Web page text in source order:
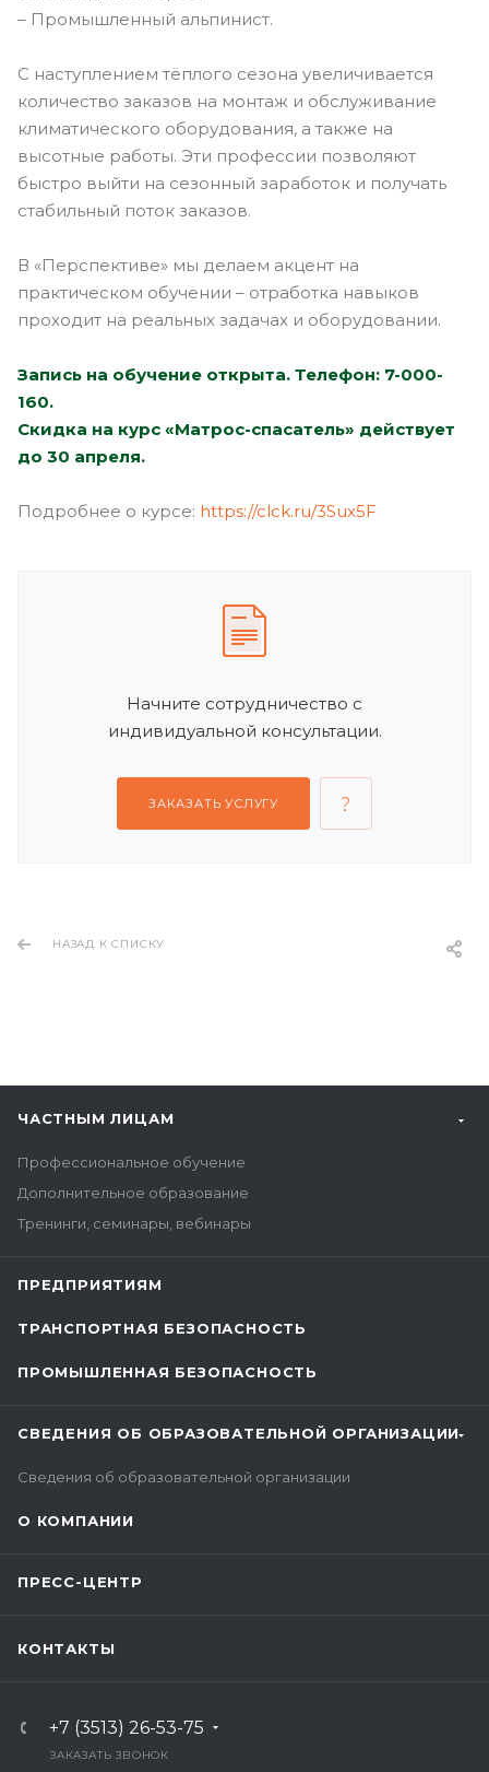
– Промышленный альпинист.
С наступлением тёплого сезона увеличивается
количество заказов на монтаж и обслуживание
климатического оборудования, а также на
высотные работы. Эти профессии позволяют
быстро выйти на сезонный заработок и получать
стабильный поток заказов.
В «Перспективе» мы делаем акцент на
практическом обучении – отработка навыков
проходит на реальных задачах и оборудовании.
Запись на обучение открыта. Телефон: 7-000-
160.
Скидка на курс «Матрос-спасатель» действует
до 30 апреля.
Подробнее о курсе: https://clck.ru/3Sux5F
Начните сотрудничество с
индивидуальной консультации.
ЗАКАЗАТЬ УСЛУГУ
НАЗАД К СПИСКУ
ЧАСТНЫМ ЛИЦАМ
Профессиональное обучение
Дополнительное образование
Тренинги, семинары, вебинары
ПРЕДПРИЯТИЯМ
ТРАНСПОРТНАЯ БЕЗОПАСНОСТЬ
ПРОМЫШЛЕННАЯ БЕЗОПАСНОСТЬ
СВЕДЕНИЯ ОБ ОБРАЗОВАТЕЛЬНОЙ ОРГАНИЗАЦИИ
Сведения об образовательной организации
О КОМПАНИИ
ПРЕСС-ЦЕНТР
КОНТАКТЫ
+7 (3513) 26-53-75
ЗАКАЗАТЬ ЗВОНОК